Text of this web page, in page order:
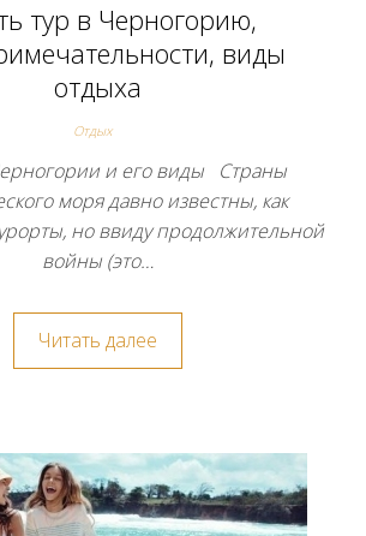
тур в Черногорию,
виды
отдыха
Отдых
и его виды Страны
моря давно известны, как
но ввиду продолжительной
войны (это…
Читать далее